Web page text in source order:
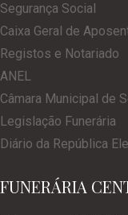
Segurança Social
Caixa Geral de
Registos e Notariado
ANEL
Câmara Municipal de
Legislação Funerária
Diário da República
FUNERÁRIA